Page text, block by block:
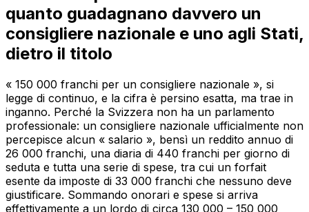
quanto guadagnano davvero un
consigliere nazionale e uno agli Stati,
dietro il titolo
« 150 000 franchi per un consigliere nazionale », si
legge di continuo, e la cifra è persino esatta, ma trae in
inganno. Perché la Svizzera non ha un parlamento
professionale: un consigliere nazionale ufficialmente non
percepisce alcun « salario », bensì un reddito annuo di
26 000 franchi, una diaria di 440 franchi per giorno di
seduta e tutta una serie di spese, tra cui un forfait
esente da imposte di 33 000 franchi che nessuno deve
giustificare. Sommando onorari e spese si arriva
effettivamente a un lordo di circa 130 000 – 150 000